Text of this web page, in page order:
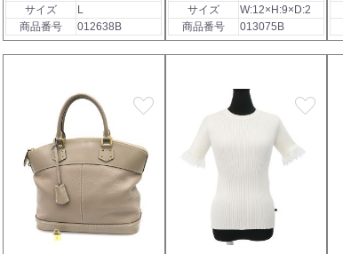
サイズ
L
商品番号
012638B
サイズ
W:12×H:9×D:2
商品番号
013075B
favorite favorite